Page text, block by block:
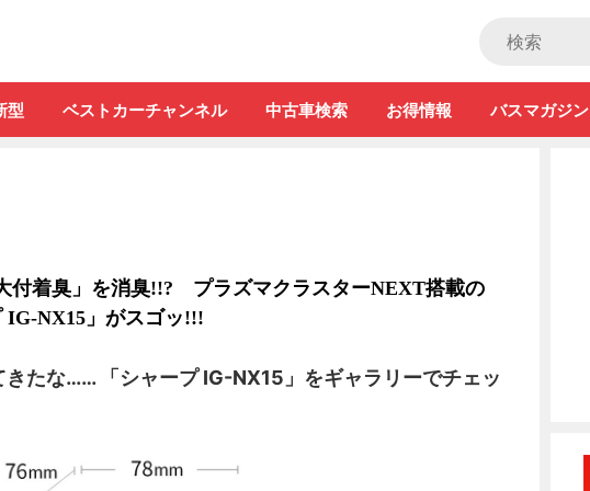
型 ベストカーチャンネル 中古車検索 お得情報 バスマガジン
付着臭」を消臭!!? プラズマクラスターNEXT搭載の
IG-NX15」がスゴッ!!!
たな…… 「シャープ IG-NX15」をギャラリーでチェッ